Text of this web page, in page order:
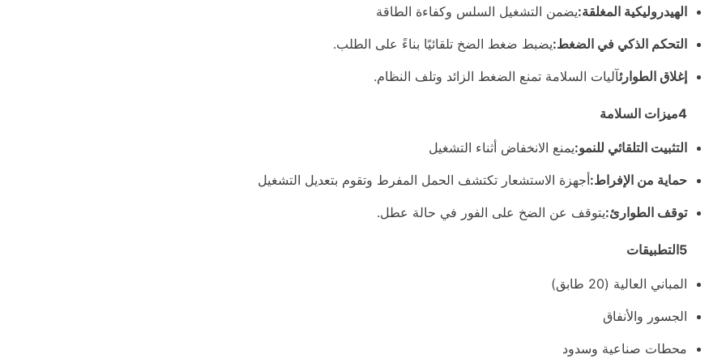
الهيدروليكية المغلقة:يضمن التشغيل السلس وكفاءة الطاقة
التحكم الذكي في الضغط:يضبط ضغط الضخ تلقائيًا بناءً على الطلب.
إغلاق الطوارئآليات السلامة تمنع الضغط الزائد وتلف النظام.
4ميزات السلامة
التثبيت التلقائي للنمو:يمنع الانخفاض أثناء التشغيل
حماية من الإفراط:أجهزة الاستشعار تكتشف الحمل المفرط وتقوم بتعديل التشغيل
توقف الطوارئ:يتوقف عن الضخ على الفور في حالة عطل.
5التطبيقات
المباني العالية (20 طابق)
الجسور والأنفاق
محطات صناعية وسدود